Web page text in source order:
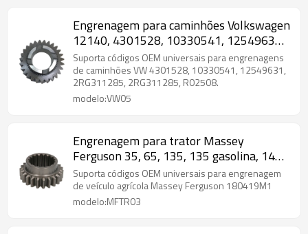
Engrenagem para caminhões Volkswagen
12140, 4301528, 10330541, 12549631,
2RG311285-PAIRGEARS
Suporta códigos OEM universais para engrenagens
de caminhões VW 4301528, 10330541, 12549631,
2RG311285, 2RG311285, R02508.
modelo:VW05
Engrenagem para trator Massey
Ferguson 35, 65, 135, 135 gasolina, 148
180419M1-PAIRGEARS
Suporta códigos OEM universais para engrenagem
de veículo agrícola Massey Ferguson 180419M1
modelo:MFTR03